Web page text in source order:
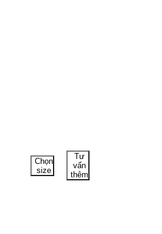
Chọn
size
Tư
vấn
thêm